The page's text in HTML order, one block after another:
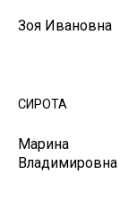
Зоя Ивановна
СИРОТА
Марина
Владимировна